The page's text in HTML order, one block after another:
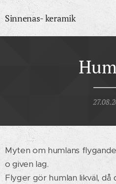
Sinnenas- keramik
Myten om humlans
o given lag.
Flyger gör humlan likväl, då